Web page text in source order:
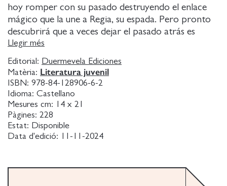
hoy romper con su pasado destruyendo el enlace
mágico que la une a Regia, su espada. Pero pronto
descubrirá que a veces dejar el pasado atrás es
imposible y lograr lo que desea podría tener un
precio demasiado alto.
Llegir més
Editorial: Duermevela Ediciones
Matèria: Literatura juvenil
ISBN: 978-84-128906-6-2
Idioma: Castellano
Mesures cm:
14 x 21
Pàgines: 228
Estat: Disponible
Data d'edició:
11-11-2024